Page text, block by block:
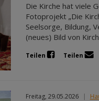
Die Kirche hat viele
Fotoprojekt „Die
Seelsorge, Bildung,
(neues) Bild von
Teilen Teilen
Freitag, 29.05.2026 |